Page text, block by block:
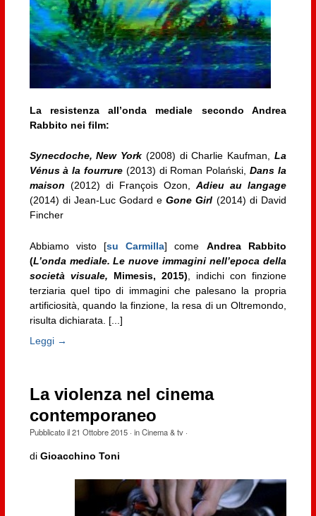
La resistenza all’onda mediale secondo Andrea
Rabbito nei film:
Synecdoche, New York (2008) di Charlie Kaufman, La
Vénus à la fourrure (2013) di Roman Polański, Dans la
maison (2012) di François Ozon, Adieu au langage
(2014) di Jean-Luc Godard e Gone Girl (2014) di David
Fincher
Abbiamo visto [su Carmilla] come Andrea Rabbito
(L’onda mediale. Le nuove immagini nell’epoca della
società visuale, Mimesis, 2015) , indichi con finzione
terziaria quel tipo di immagini che palesano la propria
artificiosità, quando la finzione, la resa di un Oltremondo,
risulta dichiarata. [...]
Leggi →
La violenza nel cinema
contemporaneo
Pubblicato il21 Ottobre 2015· inCinema & tv·
di Gioacchino Toni